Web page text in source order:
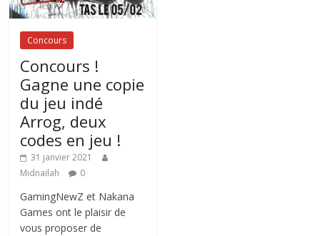
Concours
Concours !
Gagne une copie
du jeu indé
Arrog, deux
codes en jeu !
31 janvier 2021
Midnailah
0
GamingNewZ et Nakana
Games ont le plaisir de
vous proposer de